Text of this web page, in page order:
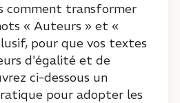
comment transformer
« Auteurs » et «
pour que vos textes
d'égalité et de
ci-dessous un
pour adopter les